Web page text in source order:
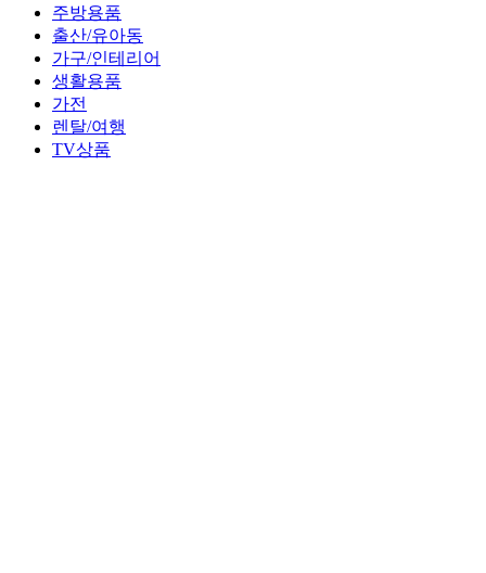
주방용품
출산/유아동
가구/인테리어
생활용품
가전
렌탈/여행
TV상품